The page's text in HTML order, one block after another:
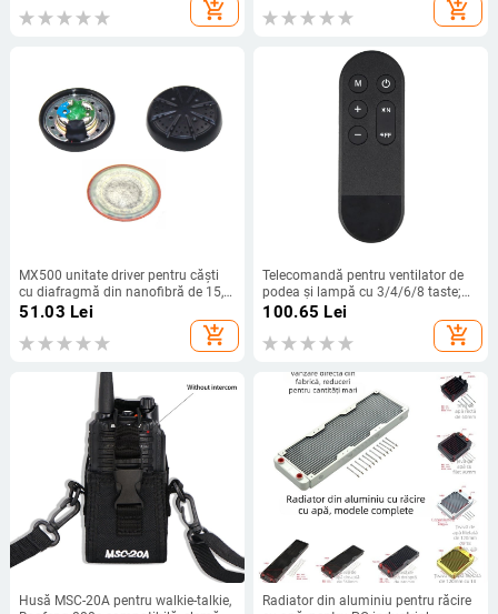
add_shopping_cart add_shopping_cart
MX500 unitate driver pentru căști
cu diafragmă din nanofibră de 15,4
mm și difuzor de 16 mm
51.03 Lei
add_shopping_cart
Telecomandă pentru ventilator de
podea și lampă cu 3/4/6/8 taste;
telecomandă infraroșu 2,4 GHz
pentru umidificator și aspirator
robot
100.65 Lei
add_shopping_cart
Husă MSC-20A pentru walkie-talkie,
Radiator din aluminiu pentru răcire